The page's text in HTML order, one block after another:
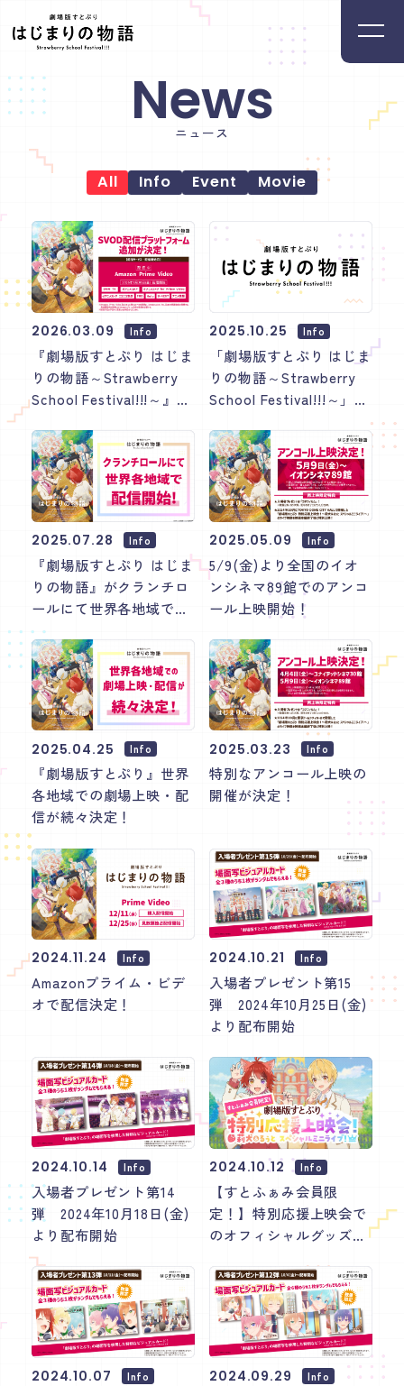
Movie
ムービー
News
ニュース
Introduction
イントロダクション
Member
メンバー
Staff&Cast
スタッフ・キャスト
Ticket
チケット
Theater
映画館リスト
Music Goods
Special
スペシャル
News
ニュース
All Info Event Movie
2026.03.09 Info
『劇場版すとぷり はじま
りの物語～Strawberry
School Festival!!!～』
ームの追加が決定！
2025.10.25 Info
「劇場版すとぷり はじま
りの物語～Strawberry
School Festival!!!～」の
テレビ初放送が決定！ テ
レビ初放送記念Xフォロ
ー&リポストキャンペー
ンも実施！
2025.07.28 Info
『劇場版すとぷり はじま
りの物語』がクランチロ
ールにて世界各地域で配
信スタート！
2025.05.09 Info
5/9(金)より全国のイオ
ンシネマ89館でのアンコ
ール上映開始！
2025.04.25 Info
『劇場版すとぷり』世界
各地域での劇場上映・配
信が続々決定！
2025.03.23 Info
特別なアンコール上映の
開催が決定！
2024.11.24 Info
Amazonプライム・ビデ
オで配信決定！
2024.10.21 Info
入場者プレゼント第15
弾 2024年10月25日(金)
より配布開始
2024.10.14 Info
入場者プレゼント第14
弾 2024年10月18日(金)
より配布開始
2024.10.12 Info
【すとふぁみ会員限
定！】特別応援上映会で
のオフィシャルグッズの
2024.10.07 Info 2024.09.29 Info